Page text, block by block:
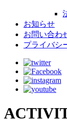
お知らせ
お問い合わ
プライバシ